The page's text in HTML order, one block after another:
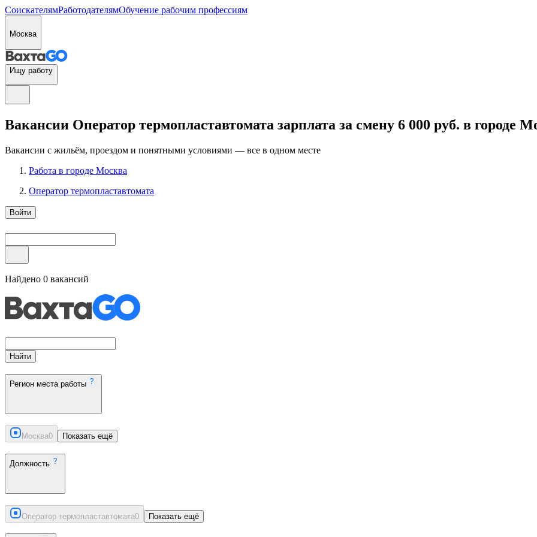
СоискателямРаботодателямОбучение рабочим профессиям
Москва
Ищу работу
Вакансии Оператор термопластавтомата зарплата за смену 6 000 руб. в городе
Вакансии с жильём, проездом и понятными условиями — все в одном месте
Работа в городе Москва
Оператор термопластавтомата
Войти
Найдено 0 вакансий
Найти
Регион места работы
Москва0 Показать ещё
Должность
Оператор термопластавтомата0 Показать ещё